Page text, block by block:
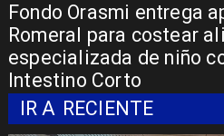
Fondo Orasmi entrega
Romeral para costear
especializada de niño
Intestino Corto
IR A RECIENTE